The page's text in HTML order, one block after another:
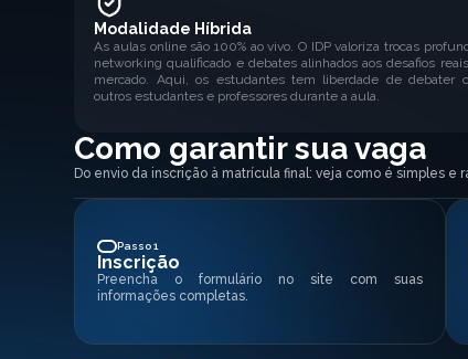
Modalidade Híbrida
As aulas online são 100% ao vivo. O IDP valoriza trocas
networking qualificado e debates alinhados aos desafios
mercado. Aqui, os estudantes tem liberdade de debater
outros estudantes e professores durante a aula.
Como garantir sua vaga
Do envio da inscrição à matrícula final: veja como é simples e
Passo 1
Inscrição
Preencha o formulário no site com suas
informações completas.